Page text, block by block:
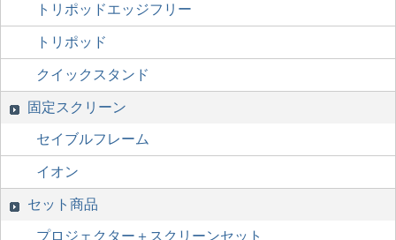
トリポッドエッジフリー
トリポッド
クイックスタンド
固定スクリーン
セイブルフレーム
イオン
セット商品
プロジェクター＋スクリーンセット